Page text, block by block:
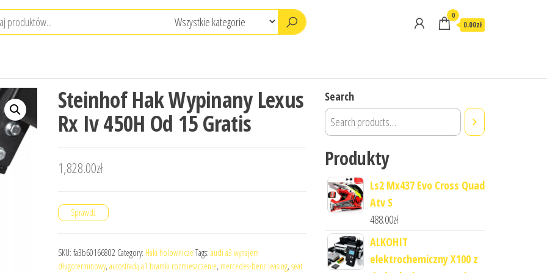
0
0.00zł
Steinhof Hak Wypinany Lexus
Rx Iv 450H Od 15 Gratis
1,828.00zł
Sprawdź
SKU: fa3b60166802 Category: Haki holownicze Tags: audi a3 wynajem
długoterminowy, autostradą a1 bramki rozmieszczenie, mercedes-benz leasing, seat
Search
Produkty
Ls2 Mx437 Evo Cross Quad
Atv S
488.00zł
ALKOHIT
elektrochemiczny X100 z